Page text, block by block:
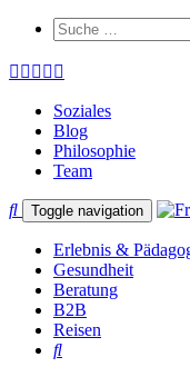
Soziales
Blog
Philosophie
Team
Toggle navigation
Erlebnis &
Gesundheit
Beratung
B2B
Reisen